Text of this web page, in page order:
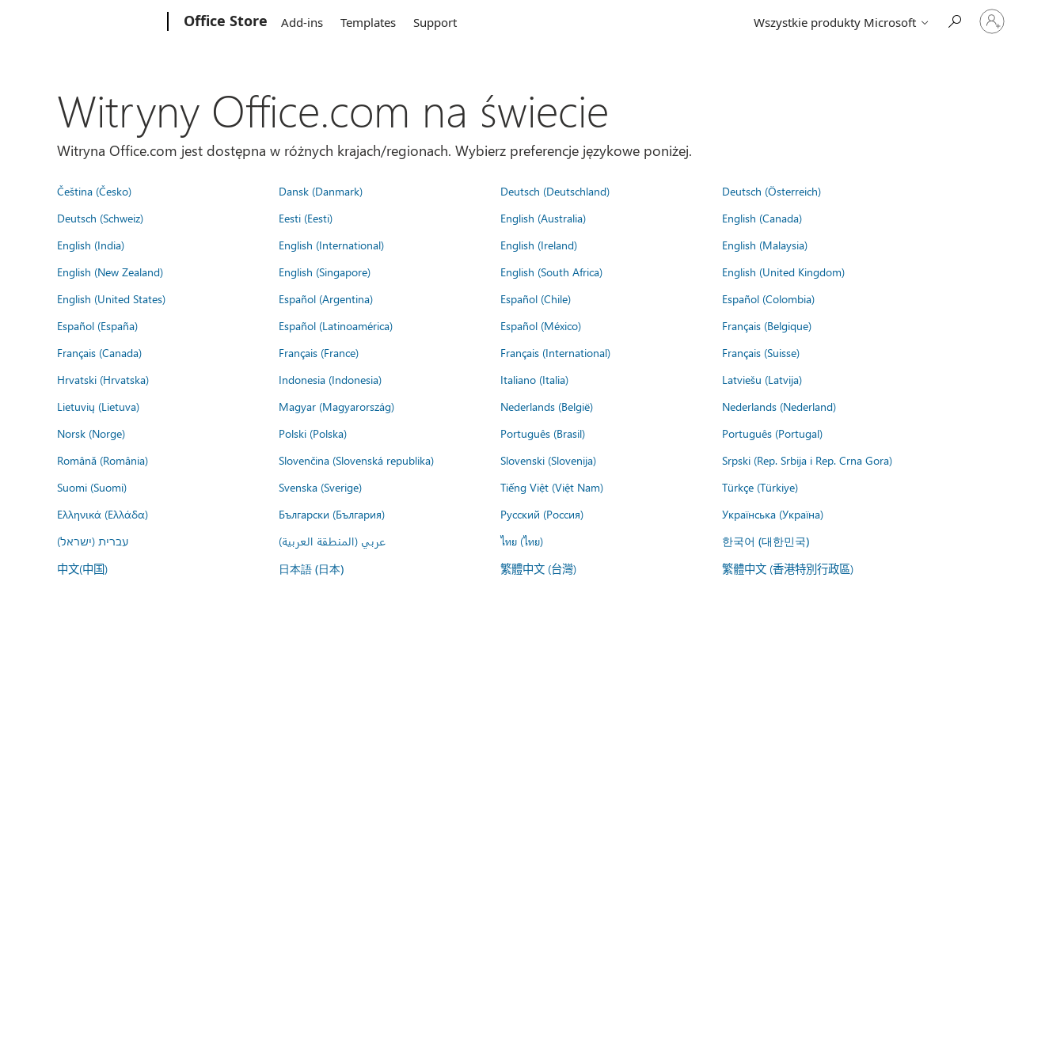
Office Store Add-ins Templates Support Wszystkie produkty Microsoft
Zaloguj
się
Witryny Office.com na świecie
Witryna Office.com jest dostępna w różnych krajach/regionach. Wybierz preferencje językowe poniżej.
Čeština (Česko) Dansk (Danmark) Deutsch (Deutschland)
Deutsch (Österreich)
Deutsch (Schweiz)
Eesti (Eesti) English (Australia)
English (Canada)
English (India)
English (International) English (Ireland)
English (Malaysia)
English (New Zealand)
English (Singapore) English (South Africa)
English (United Kingdom)
English (United States)
Español (Argentina) Español (Chile)
Español (Colombia)
Español (España)
Español (Latinoamérica) Español (México)
Français (Belgique)
Français (Canada)
Français (France) Français (International)
Français (Suisse)
Hrvatski (Hrvatska)
Indonesia (Indonesia) Italiano (Italia)
Latviešu (Latvija)
Lietuvių (Lietuva)
Magyar (Magyarország) Nederlands (België)
Nederlands (Nederland)
Norsk (Norge)
Polski (Polska) Português (Brasil)
Português (Portugal)
Română (România)
Slovenčina (Slovenská republika) Slovenski (Slovenija)
Srpski (Rep. Srbija i Rep. Crna Gora)
Suomi (Suomi)
Svenska (Sverige) Tiếng Việt (Việt Nam)
Türkçe (Türkiye)
Ελληνικά (Ελλάδα)
Български (България) Русский (Россия)
Українська (Україна)
עברית (ישראל)
عربي (المنطقة العربية) ไทย (ไทย) 한국어 (대한민국)
中文(中国) 日本語 (日本) 繁體中文 (台灣) 繁體中文 (香港特別行政區)